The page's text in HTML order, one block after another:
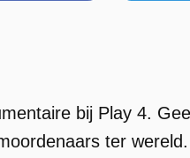
bij Play 4.
ter